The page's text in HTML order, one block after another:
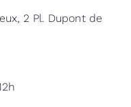
, 2 Pl. Dupont de